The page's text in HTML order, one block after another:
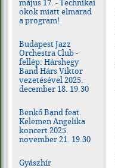
május 17. - Technikai
okok miatt elmarad
a program!
Budapest Jazz
Orchestra Club -
fellép: Hárshegy
Band Hárs Viktor
vezetésével 2025.
december 18. 19.30
Benkő Band feat.
Kelemen Angelika
koncert 2025.
november 21. 19.30
Gyászhír